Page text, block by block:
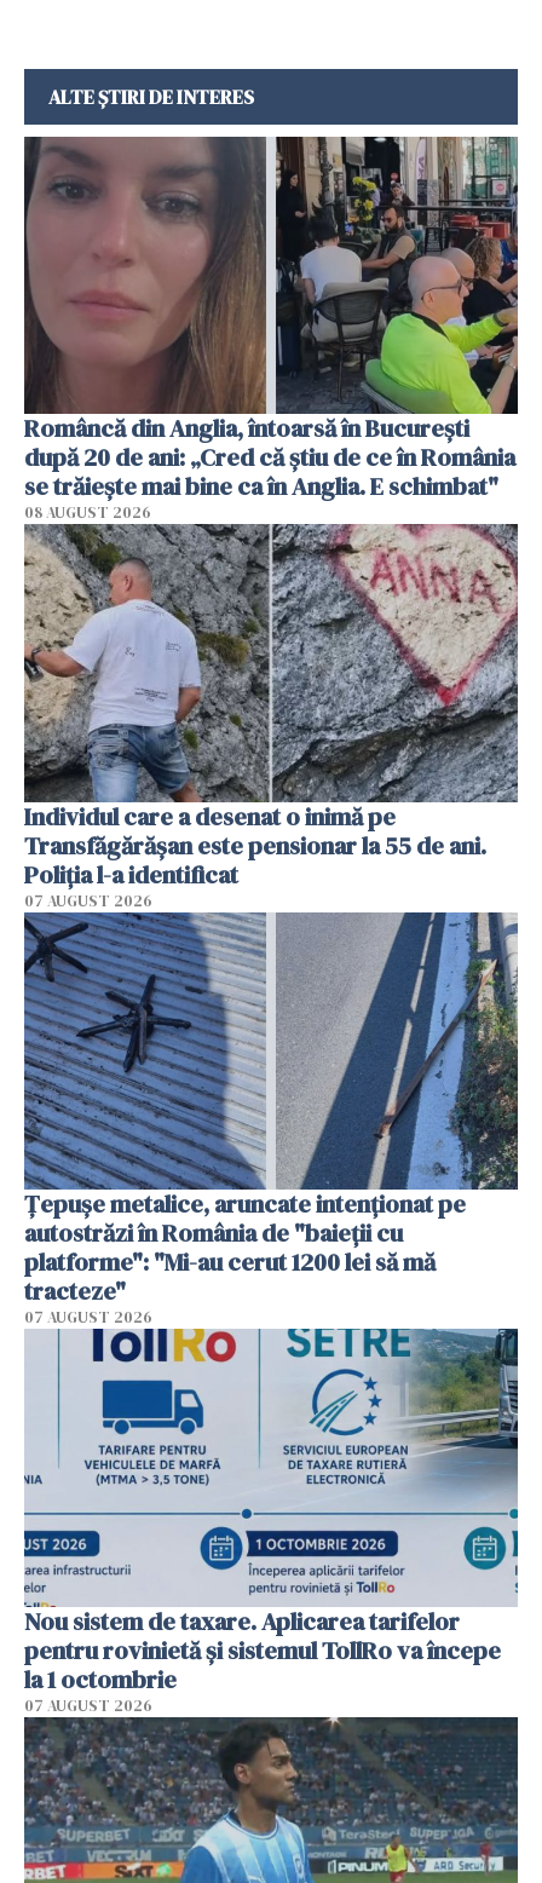
ALTE ȘTIRI DE INTERES
Româncă din Anglia, întoarsă în București
după 20 de ani: „Cred că știu de ce în România
se trăiește mai bine ca în Anglia. E schimbat"
08 AUGUST 2026
Individul care a desenat o inimă pe
Transfăgărășan este pensionar la 55 de ani.
Poliția l-a identificat
07 AUGUST 2026
Țepușe metalice, aruncate intenționat pe
autostrăzi în România de "baieții cu
platforme": "Mi-au cerut 1200 lei să mă
tracteze"
07 AUGUST 2026
Nou sistem de taxare. Aplicarea tarifelor
pentru rovinietă şi sistemul TollRo va începe
la 1 octombrie
07 AUGUST 2026